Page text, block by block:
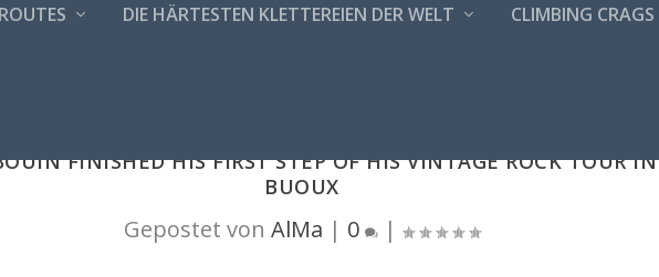
DIE HÄRTESTEN KLETTEREIEN DER WELT CLIMBING CRAGS
FINISHED HIS FIRST STEP OF HIS VINTAGE ROCK TOUR IN
BUOUX
Gepostet von AlMa | 0 |